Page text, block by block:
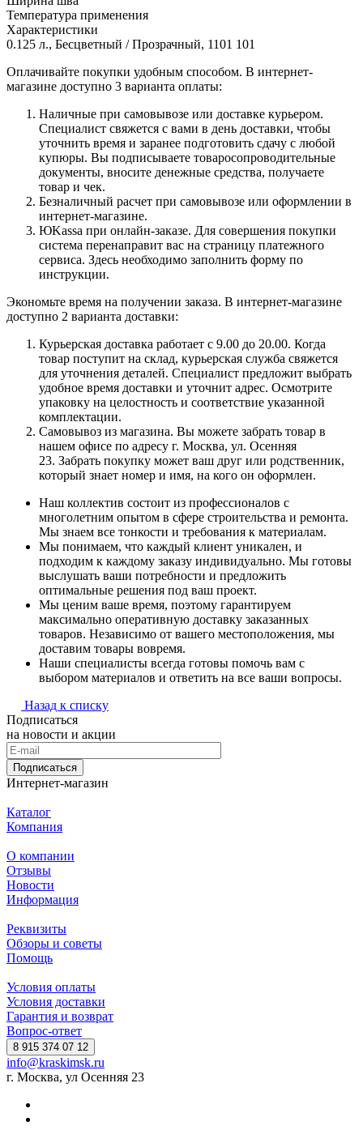
Температура применения
Характеристики
0.125 л., Бесцветный / Прозрачный, 1101 101
Оплачивайте покупки удобным способом. В интернет-
магазине доступно 3 варианта оплаты:
Наличные при самовывозе или доставке курьером.
Специалист свяжется с вами в день доставки, чтобы
уточнить время и заранее подготовить сдачу с любой
купюры. Вы подписываете товаросопроводительные
документы, вносите денежные средства, получаете
товар и чек.
Безналичный расчет при самовывозе или оформлении в
интернет-магазине.
ЮKassa при онлайн-заказе. Для совершения покупки
система перенаправит вас на страницу платежного
сервиса. Здесь необходимо заполнить форму по
инструкции.
Экономьте время на получении заказа. В интернет-магазине
доступно 2 варианта доставки:
Курьерская доставка работает с 9.00 до 20.00. Когда
товар поступит на склад, курьерская служба свяжется
для уточнения деталей. Специалист предложит выбрать
удобное время доставки и уточнит адрес. Осмотрите
упаковку на целостность и соответствие указанной
комплектации.
Самовывоз из магазина. Вы можете забрать товар в
нашем офисе по адресу г. Москва, ул. Осенняя
23. Забрать покупку может ваш друг или родственник,
который знает номер и имя, на кого он оформлен.
Наш коллектив состоит из профессионалов с
многолетним опытом в сфере строительства и ремонта.
Мы знаем все тонкости и требования к материалам.
Мы понимаем, что каждый клиент уникален, и
подходим к каждому заказу индивидуально. Мы готовы
выслушать ваши потребности и предложить
оптимальные решения под ваш проект.
Мы ценим ваше время, поэтому гарантируем
максимально оперативную доставку заказанных
товаров. Независимо от вашего местоположения, мы
доставим товары вовремя.
Наши специалисты всегда готовы помочь вам с
выбором материалов и ответить на все ваши вопросы.
Назад к списку
Подписаться
на новости и акции
Подписаться
Интернет-магазин
Каталог
Компания
О компании
Отзывы
Новости
Информация
Реквизиты
Обзоры и советы
Помощь
Условия оплаты
Условия доставки
Гарантия и возврат
Вопрос-ответ
8 915 374 07 12
info@kraskimsk.ru
г. Москва, ул Осенняя 23